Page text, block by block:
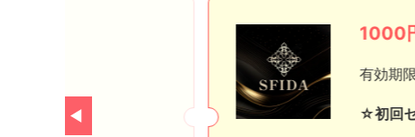
飲み放題☆
1000
有効期
☆初回